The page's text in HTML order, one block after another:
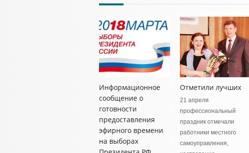
Информационное
сообщение о
готовности
предоставления
эфирного времени
на выборах
Отметили лучших
21 апреля
профессиональный
праздник отмечали
работники местного
самоуправления,